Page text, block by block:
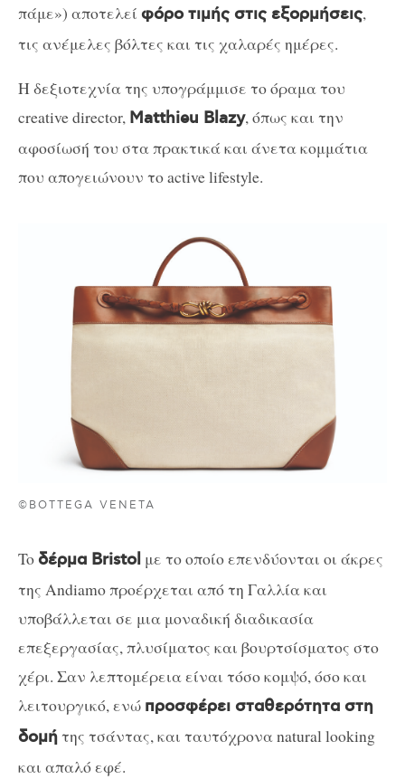
πάμε») αποτελεί φόρο τιμής στις εξορμήσεις,
τις ανέμελες βόλτες και τις χαλαρές ημέρες.
Η δεξιοτεχνία της υπογράμμισε το όραμα του
creative director, Matthieu Blazy, όπως και την
αφοσίωσή του στα πρακτικά και άνετα κομμάτια
που απογειώνουν το active lifestyle.
©BOTTEGA VENETA
Toδέρμα Bristol με το οποίο επενδύονται οι άκρες
της Andiamo προέρχεται από τη Γαλλία και
υποβάλλεται σε μια μοναδική διαδικασία
επεξεργασίας, πλυσίματος και βουρτσίσματος στο
χέρι. Σαν λεπτομέρεια είναι τόσο κομψό, όσο και
λειτουργικό, ενώ προσφέρει σταθερότητα στη
δομήτης τσάντας, και ταυτόχρονα natural looking
και απαλό εφέ.